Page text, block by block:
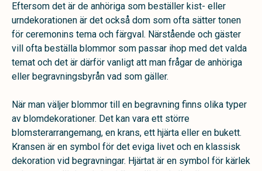
Eftersom det är de anhöriga som beställer kist- eller
urndekorationen är det också dom som ofta sätter tonen
för ceremonins tema och färgval. Närstående och gäster
vill ofta beställa blommor som passar ihop med det valda
temat och det är därför vanligt att man frågar de anhöriga
eller begravningsbyrån vad som gäller.
När man väljer blommor till en begravning finns olika typer
av blomdekorationer. Det kan vara ett större
blomsterarrangemang, en krans, ett hjärta eller en bukett.
Kransen är en symbol för det eviga livet och en klassisk
dekoration vid begravningar. Hjärtat är en symbol för kärlek